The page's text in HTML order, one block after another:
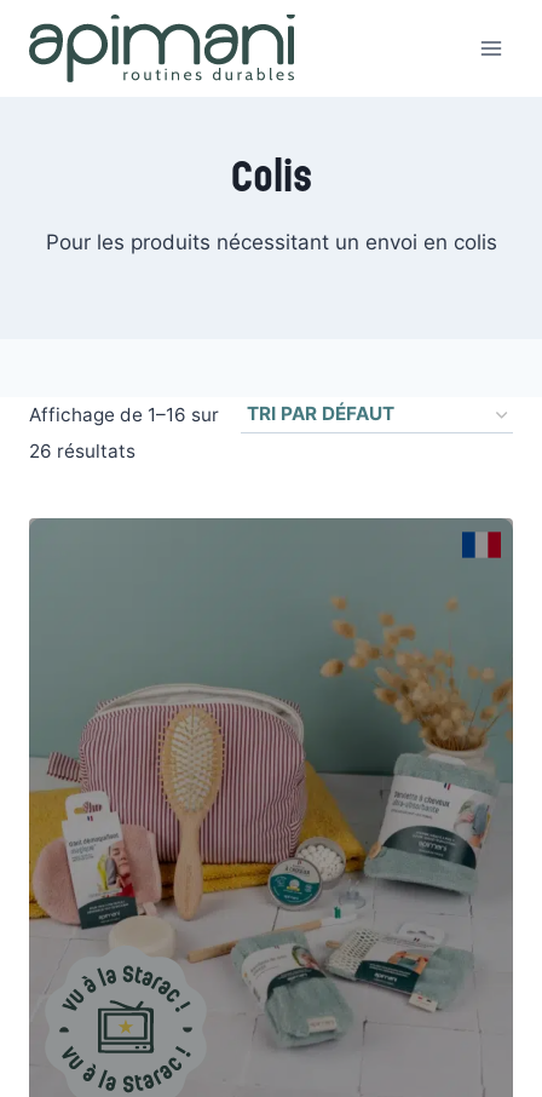
contenu
Colis
Pour les produits nécessitant un envoi en colis
Affichage de 1–16 sur
26 résultats